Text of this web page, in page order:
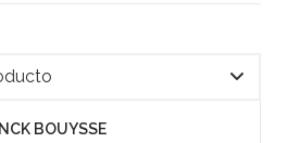
BOUYSSE